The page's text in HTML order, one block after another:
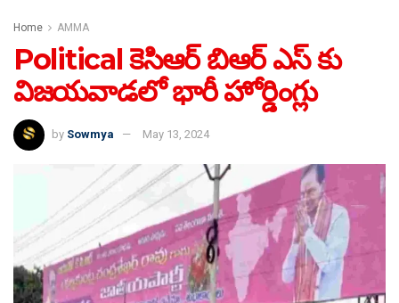
Home AMMA
Political కెసిఆర్ బిఆర్ ఎస్ కు
విజయవాడలో భారీ హోర్డింగ్లు
by Sowmya May 13, 2024